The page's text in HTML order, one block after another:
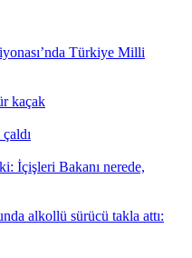
Türkiye Milli
kaçak
İçişleri Bakanı nerede,
alkollü sürücü takla attı: